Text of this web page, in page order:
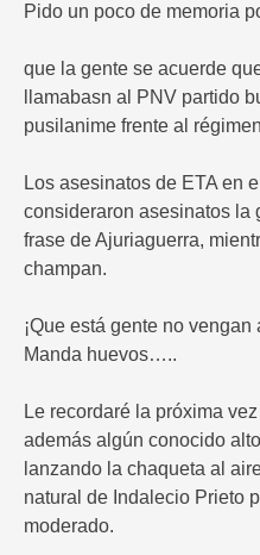
Pido un poco de memoria
que la gente se acuerde
llamabasn al PNV partido
pusilanime frente al
Los asesinatos de ETA en
consideraron asesinatos la
frase de Ajuriaguerra,
champan.
¡Que está gente no
Manda huevos…..
Le recordaré la próxima
además algún conocido
lanzando la chaqueta al
natural de Indalecio Prieto
moderado.